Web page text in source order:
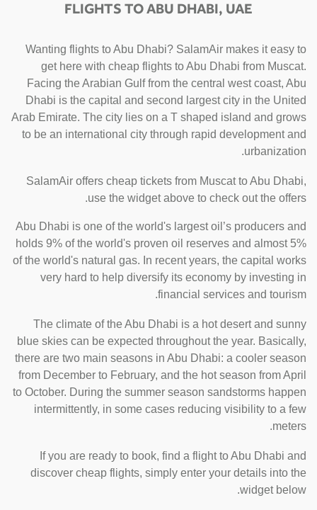
FLIGHTS TO ABU DHABI, UAE
Wanting flights to Abu Dhabi? SalamAir makes it easy to
get here with cheap flights to Abu Dhabi from Muscat.
Facing the Arabian Gulf from the central west coast, Abu
Dhabi is the capital and second largest city in the United
Arab Emirate. The city lies on a T shaped island and grows
to be an international city through rapid development and
urbanization.
SalamAir offers cheap tickets from Muscat to Abu Dhabi,
use the widget above to check out the offers.
Abu Dhabi is one of the world's largest oil’s producers and
holds 9% of the world's proven oil reserves and almost 5%
of the world's natural gas. In recent years, the capital works
very hard to help diversify its economy by investing in
financial services and tourism.
The climate of the Abu Dhabi is a hot desert and sunny
blue skies can be expected throughout the year. Basically,
there are two main seasons in Abu Dhabi: a cooler season
from December to February, and the hot season from April
to October. During the summer season sandstorms happen
intermittently, in some cases reducing visibility to a few
meters.
If you are ready to book, find a flight to Abu Dhabi and
discover cheap flights, simply enter your details into the
widget below.